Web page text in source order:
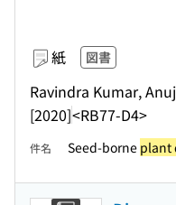
紙 図書
Ravindra Kumar,
[2020]<RB77-D4>
件名 Seed-borne plant